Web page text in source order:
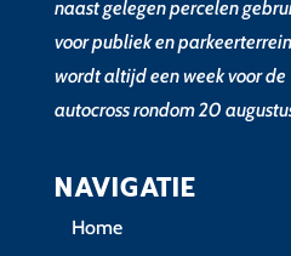
naast gelegen percelen
voor publiek en
wordt altijd een week voor de
autocross rondom 20
NAVIGATIE
Home